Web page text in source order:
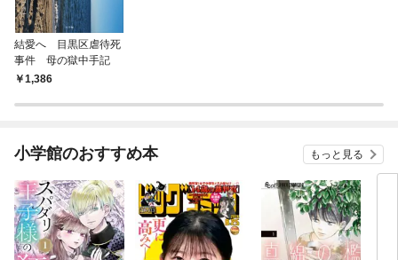
結愛へ 目黒区虐待死
事件 母の獄中手記
1,386
小学館のおすすめ本 もっと見る